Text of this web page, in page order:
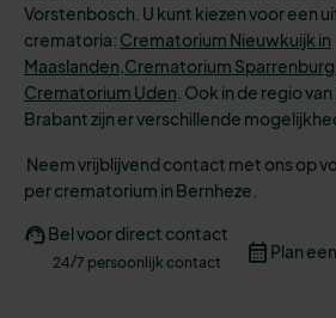
Vorstenbosch. U kunt kiezen voor een
crematoria: Crematorium Nieuwkuijk in
Maaslanden, Crematorium Sparrenburg
Crematorium Uden Ook in de regio
Brabant zijn er verschillende
Neem vrijblijvend contact met ons op
per crematorium in Bernheze.
Bel voor direct contact
24/7 persoonlijk contact Plan